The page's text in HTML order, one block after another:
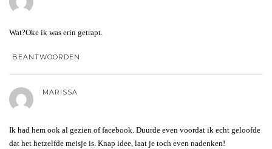
Wat?Oke ik was erin getrapt.
BEANTWOORDEN
MARISSA
Ik had hem ook al gezien of facebook. Duurde even voordat ik echt geloofde
dat het hetzelfde meisje is. Knap idee, laat je toch even nadenken!